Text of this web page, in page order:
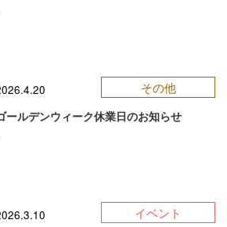
その他
ールデンウィーク休業日のお知らせ
イベント